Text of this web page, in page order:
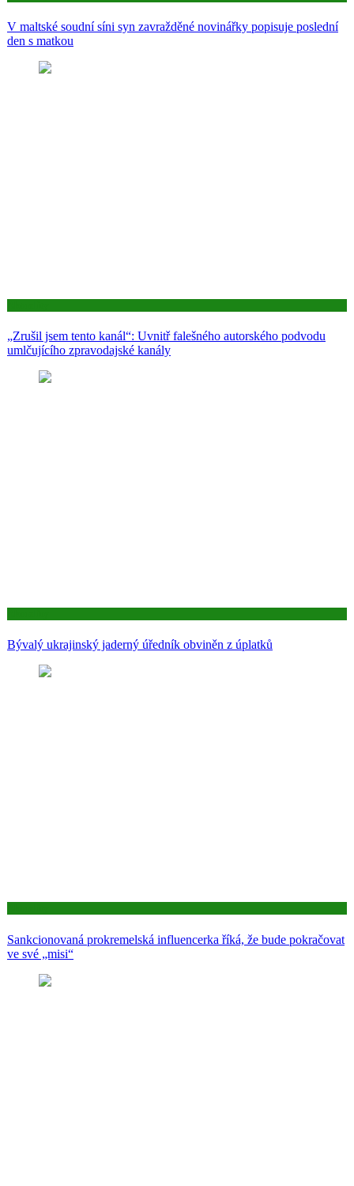
V maltské soudní síni syn zavražděné novinářky popisuje poslední
den s matkou
„Zrušil jsem tento kanál“: Uvnitř falešného autorského podvodu
umlčujícího zpravodajské kanály
Bývalý ukrajinský jaderný úředník obviněn z úplatků
Sankcionovaná prokremelská influencerka říká, že bude pokračovat
ve své „misi“